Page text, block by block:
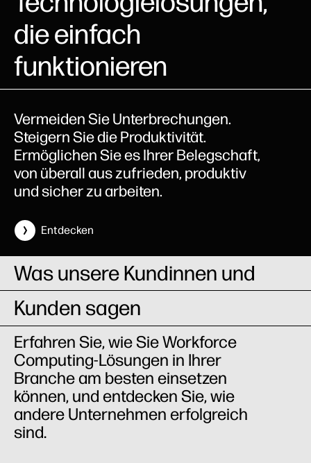
die einfach
funktionieren
Vermeiden Sie Unterbrechungen.
Steigern Sie die Produktivität.
Ermöglichen Sie es Ihrer Belegschaft,
von überall aus zufrieden, produktiv
und sicher zu arbeiten.
Entdecken
Was unsere Kundinnen und
Kunden sagen
Erfahren Sie, wie Sie Workforce
Computing-Lösungen in Ihrer
Branche am besten einsetzen
können, und entdecken Sie, wie
andere Unternehmen erfolgreich
sind.